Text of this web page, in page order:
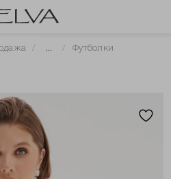
... Футболки